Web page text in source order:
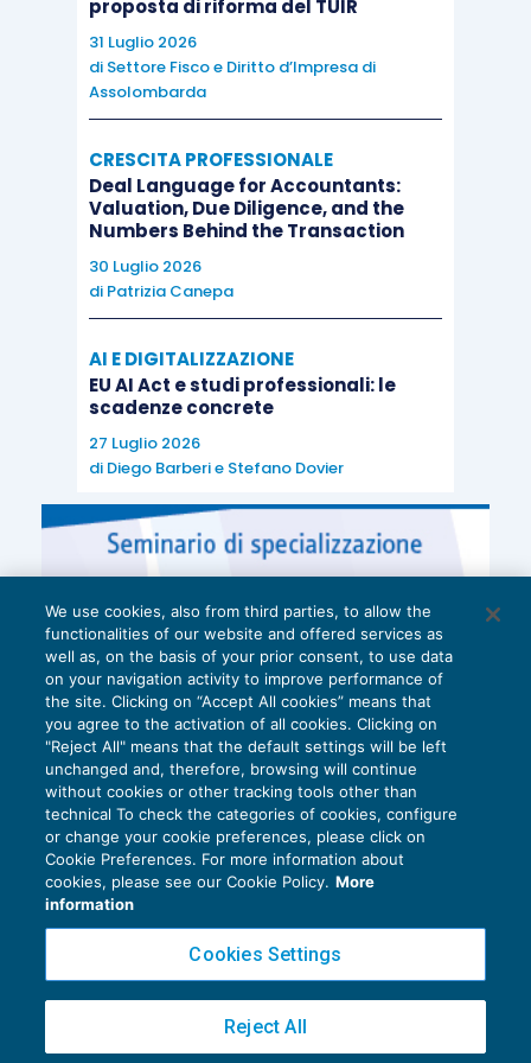
alla luce dei chiarimenti forniti dall’Agenzia delle
Entrate con larisoluzione 119/E/2005
inoltre possibile ritenere applicabile l’Iva nella
misura del 4% sui canoni dileasingrelativi ad
immobili abitativinel caso di sussistenza dei
requisiti “prima casa” in capo all’utilizzatore
Nel caso dileasing
Iva sui canoni sarà sempre quella ordinaria, salvo
undecies(cessioni, effettuate
costruttrici, di fabbricati, diverse dalle case di
abitazione, ancorché non ultimati, aventi le
caratteristiche “Tupini”) e127-quinquiesdecies
(fabbricati sui quali sono stati eseguiti interventi
di recupero di cui all’articolo 3, comma 1, lett. c,
f, D.P.R. 380/2001
e ceduti dalle imprese
che hanno effettuato detti interventi) della
tabella A,parte III, allegata al D.P.R. 633/1972
proposta di riforma del TUIR
31 Luglio 2026
di Settore Fisco e Diritto d’Impresa di
Assolombarda
CRESCITA PROFESSIONALE
Deal Language for Accountants:
Valuation, Due Diligence, and the
Numbers Behind the Transaction
30 Luglio 2026
di Patrizia Canepa
AI E DIGITALIZZAZIONE
EU AI Act e studi professionali: le
scadenze concrete
27 Luglio 2026
di Diego Barberie Stefano Dovier
Privacy Policy
Cookie Policy
Copyright 2016 ©Gruppo Euroconference S.p.A.v2.32.4
Piazza Luigi Einaudi, 10N01 - 20124 Milano - info@ecnews.it
We use cookies, also from third parties, to allow the
functionalities of our website and offered services as
well as, on the basis of your prior consent, to use data
on your navigation activity to improve performance of
the site. Clicking on “Accept All cookies” means that
you agree to the activation of all cookies. Clicking on
"Reject All" means that the default settings will be left
unchanged and, therefore, browsing will continue
without cookies or other tracking tools other than
technical To check the categories of cookies, configure
or change your cookie preferences, please click on
Cookie Preferences. For more information about
cookies, please see our Cookie Policy. More
information
Cookies Settings
Reject All